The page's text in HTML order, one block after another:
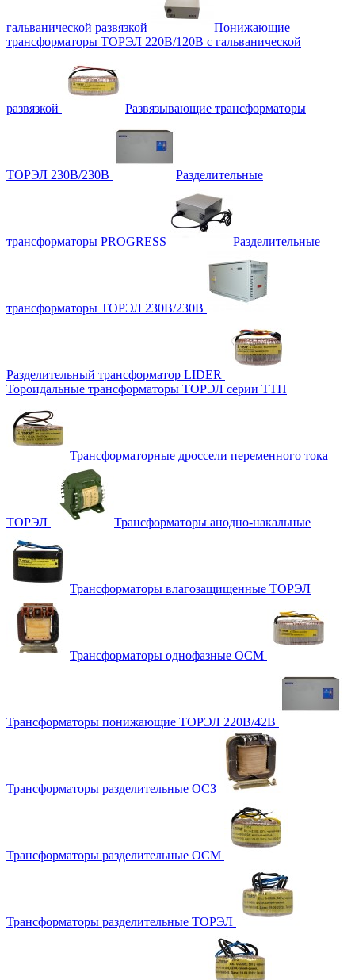
гальванической развязкой
Понижающие
трансформаторы ТОРЭЛ 220В/120В с гальванической
развязкой Развязывающие трансформаторы
ТОРЭЛ 230В/230В Разделительные
трансформаторы PROGRESS Разделительные
трансформаторы ТОРЭЛ 230В/230В
Разделительный трансформатор LIDER
Тороидальные трансформаторы ТОРЭЛ серии ТТП
Трансформаторные дроссели переменного тока
ТОРЭЛ Трансформаторы анодно-накальные
Трансформаторы влагозащищенные ТОРЭЛ
Трансформаторы однофазные ОСМ
Трансформаторы понижающие ТОРЭЛ 220В/42В
Трансформаторы разделительные ОСЗ
Трансформаторы разделительные ОСМ
Трансформаторы разделительные ТОРЭЛ